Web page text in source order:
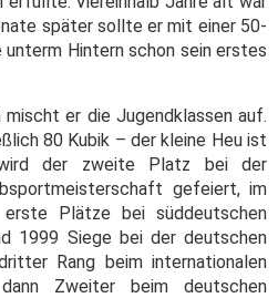
später sollte er mit einer 50-
Hintern schon sein erstes
mischt er die Jugendklassen auf.
80 Kubik – der kleine Heu ist
der zweite Platz bei der
gefeiert, im
Plätze bei süddeutschen
1999 Siege bei der deutschen
Rang beim internationalen
dann Zweiter beim deutschen